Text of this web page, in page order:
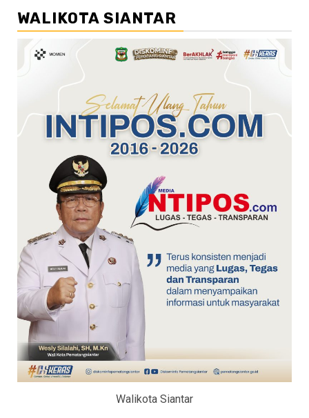
WALIKOTA SIANTAR
Walikota Siantar